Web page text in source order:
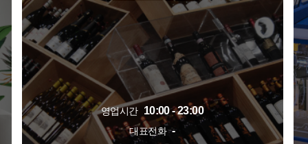
영업시간 10:00 - 23:00
대표전화 -